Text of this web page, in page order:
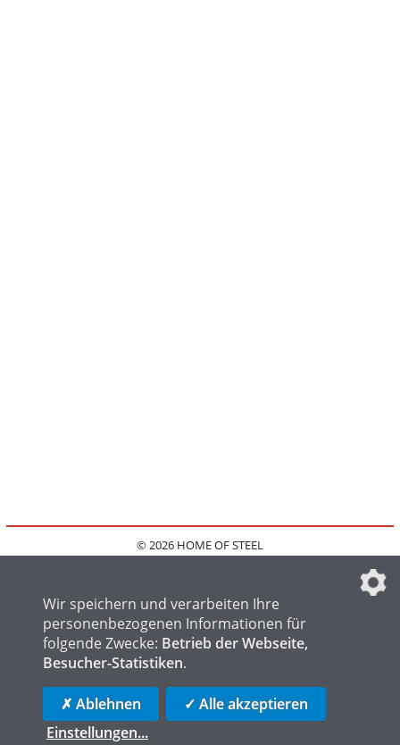
© 2026 HOME OF STEEL
IMPRESSUM
FAQ
DATENSCHUTZEINSTELLUNGEN
HOME OF LOGISTICS
Wir speichern und verarbeiten Ihre
personenbezogenen Informationen für
folgende Zwecke: Betrieb der Webseite,
Besucher-Statistiken.
✗ Ablehnen
✓ Alle akzeptieren
Einstellungen...